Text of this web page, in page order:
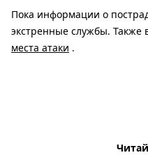
Пока информации о
экстренные службы. Также
места атаки .